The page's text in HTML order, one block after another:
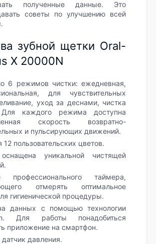
полученные данные. Это
советы по улучшению всей
зубной щетки Oral-
X 20000N
6 режимов чистки: ежедневная,
для чувствительных
уход за деснами, чистка
каждого режима доступна
скорость возвратно-
и пульсирующих движений.
пользовательских цветов.
уникальной чистящей
профессионального таймера,
отмерять оптимальное
гигиенической процедуры.
данных с помощью технологии
Для работы понадобиться
приложение на смартфон.
давления.